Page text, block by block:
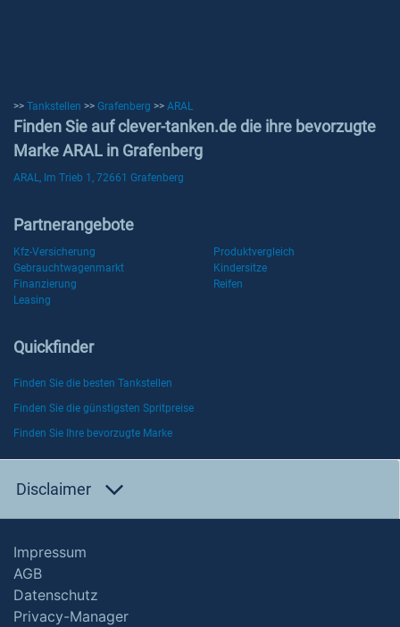
>> Tankstellen >> Grafenberg >> ARAL
Finden Sie auf clever-tanken.de die ihre bevorzugte
Marke ARAL in Grafenberg
ARAL, Im Trieb 1, 72661 Grafenberg
Partnerangebote
Kfz-Versicherung
Produktvergleich
Gebrauchtwagenmarkt
Kindersitze
Finanzierung
Reifen
Leasing
Quickfinder
Finden Sie die besten Tankstellen
Finden Sie die günstigsten Spritpreise
Finden Sie Ihre bevorzugte Marke
Disclaimer
Impressum
AGB
Datenschutz
Privacy-Manager